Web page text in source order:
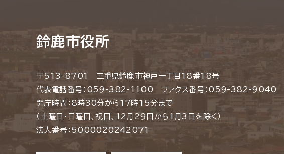
鈴鹿市役所
〒513-8701 三重県鈴鹿市神戸一丁目18番18号
代表電話番号：059-382-1100 ファクス番号：059-382-9040
開庁時間：8時30分から17時15分まで
（土曜日・日曜日、祝日、12月29日から1月3日を除く）
法人番号：5000020242071